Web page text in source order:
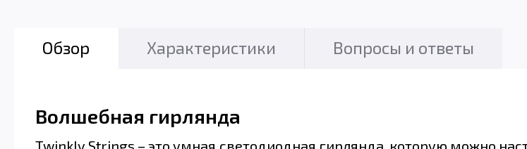
Обзор Характеристики Вопросы и ответы
Волшебная гирлянда
Twinkly Strings – это умная светодиодная гирлянда, которую можно